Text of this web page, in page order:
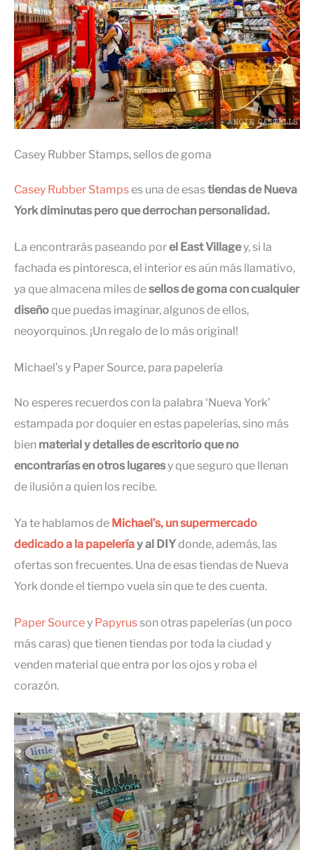
Casey Rubber Stamps, sellos de goma
Casey Rubber Stampses una de esastiendas de Nueva
York diminutas pero que derrochan personalidad.
La encontrarás paseando porel East Villagey, si la
fachada es pintoresca, el interior es aún más llamativo,
ya que almacena miles desellos de goma con cualquier
diseñoque puedas imaginar, algunos de ellos,
neoyorquinos. ¡Un regalo de lo más original!
Michael’s y Paper Source, para papelería
No esperes recuerdos con la palabra ‘Nueva York’
estampada por doquier en estas papelerías, sino más
bien material y detalles de escritorio que no
encontrarías en otros lugaresy que seguro que llenan
de ilusión a quien los recibe.
Ya te hablamos de Michael’s, un supermercado
dedicado a la papeleríay al DIYdonde, además, las
ofertas son frecuentes. Una de esas tiendas de Nueva
York donde el tiempo vuela sin que te des cuenta.
Paper Sourcey Papyrusson otras papelerías (un poco
más caras) que tienen tiendas por toda la ciudad y
venden material que entra por los ojos y roba el
corazón.